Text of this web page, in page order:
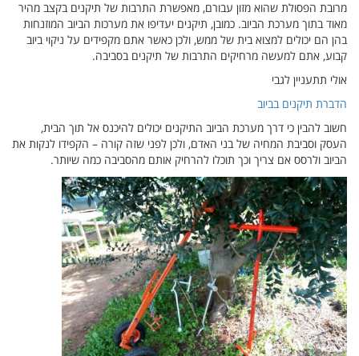
מרובת הפסולת שהוא מזון עבורם, מאפשרת התרבות של תיקנים בקצב מהיר
מאוד בתוך מערכת הביוב. כמובן, תיקנים יעדיפו את מערכות הביוב המוזנחות
בהן הם יכולים למצוא בית של ממש, ולכן כאשר אתם מקפידים על ניקוי ביוב
קבוע, אתם למעשה מרחיקים התרבות של תיקנים בסביבה.
אולי תתעניין לגבי
הדברת תיקנים בביוב
חשוב להבין כי דרך מערכת הביוב התיקנים יכולים להיכנס אל תוך הבית,
העסק וסביבת המחיה של בני האדם, ולכן לפני שזה קורה – הקפידו לנקות את
הביוב ולרסס אם צריך וכך תוכלו להרחיק אותם מהסביבה כמה שיותר.